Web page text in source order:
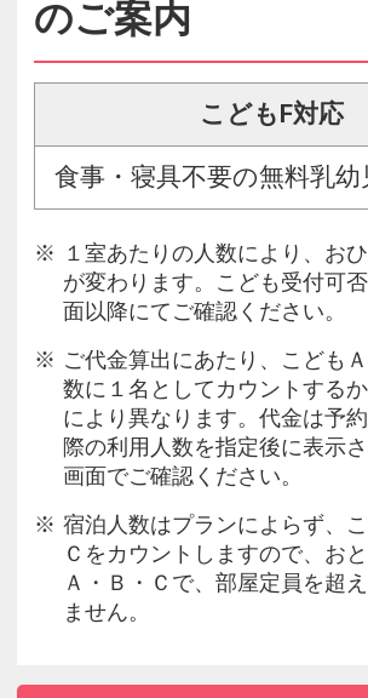
のご案内
こどもF対応
食事・寝具不要の無料乳幼
１室あたりの人数により、お
が変わります。こども受付可
面以降にてご確認ください。
ご代金算出にあたり、こども
数に１名としてカウントする
により異なります。代金は予
際の利用人数を指定後に表示
画面でご確認ください。
宿泊人数はプランによらず、
Ｃをカウントしますので、お
Ａ・Ｂ・Ｃで、部屋定員を超
ません。